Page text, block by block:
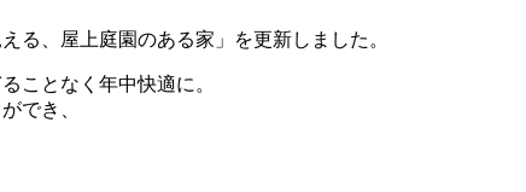
る、屋上庭園のある家」を更新しました。
ことなく年中快適に。
でき、